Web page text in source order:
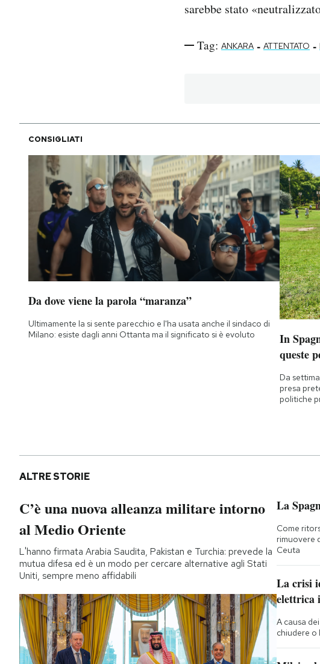
sarebbe stato
Tag: ANKARA - ATTENTATO -
CONSIGLIATI
Da dove viene la parola “maranza”
Ultimamente la si sente parecchio e l'ha usata anche il sindaco di
Milano: esiste dagli anni Ottanta ma il significato si è evoluto
In
queste
Da
presa
politiche
ALTRE STORIE
C’è una nuova alleanza militare intorno
al Medio Oriente
L'hanno firmata Arabia Saudita, Pakistan e Turchia: prevede la
mutua difesa ed è un modo per cercare alternative agli Stati
Uniti, sempre meno affidabili
La
Come
rimuovere
Ceuta
La crisi
elettrica
A causa
chiudere o